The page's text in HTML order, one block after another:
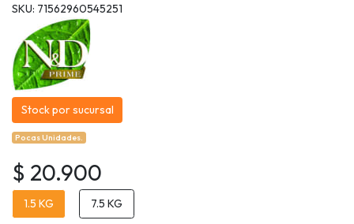
SKU: 71562960545251
Stock por sucursal
Pocas Unidades.
$ 20.900
1.5 KG 7.5 KG